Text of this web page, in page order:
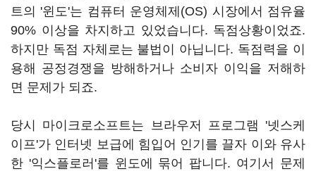
트의 '윈도'는 컴퓨터 운영체제(OS) 시장에서 점유율
90% 이상을 차지하고 있었습니다. 독점상황이었죠.
하지만 독점 자체로는 불법이 아닙니다. 독점력을 이
용해 공정경쟁을 방해하거나 소비자 이익을 저해하
면 문제가 되죠.
당시 마이크로소프트는 브라우저 프로그램 '넷스케
이프'가 인터넷 보급에 힘입어 인기를 끌자 이와 유사
한 '익스플로러'를 윈도에 묶어 팝니다. 여기서 문제